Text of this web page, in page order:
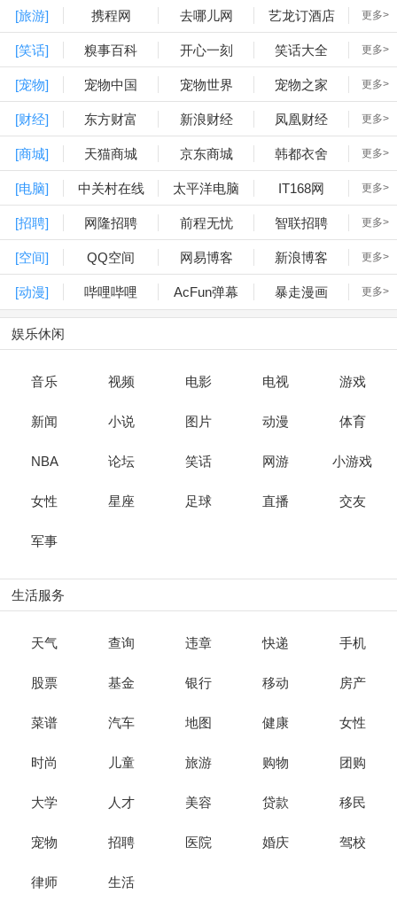
[旅游] 携程网 去哪儿网 艺龙订酒店 更多>
[笑话] 糗事百科 开心一刻 笑话大全 更多>
[宠物] 宠物中国 宠物世界 宠物之家 更多>
[财经] 东方财富 新浪财经 凤凰财经 更多>
[商城] 天猫商城 京东商城 韩都衣舍 更多>
[电脑] 中关村在线 太平洋电脑 IT168网 更多>
[招聘] 网隆招聘 前程无忧 智联招聘 更多>
[空间] QQ空间 网易博客 新浪博客 更多>
[动漫] 哔哩哔哩 AcFun弹幕 暴走漫画 更多>
娱乐休闲
音乐 视频 电影 电视 游戏
新闻 小说 图片 动漫 体育
NBA 论坛 笑话 网游 小游戏
女性 星座 足球 直播 交友
军事
生活服务
天气 查询 违章 快递 手机
股票 基金 银行 移动 房产
菜谱 汽车 地图 健康 女性
时尚 儿童 旅游 购物 团购
大学 人才 美容 贷款 移民
宠物 招聘 医院 婚庆 驾校
律师 生活